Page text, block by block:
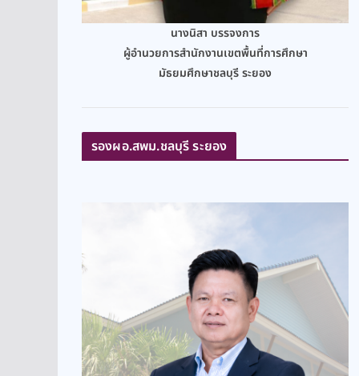
นางนิสา บรรจงการ
ผู้อำนวยการสำนักงานเขตพื้นที่การศึกษา
มัธยมศึกษาชลบุรี ระยอง
รองผอ.สพม.ชลบุรี ระยอง